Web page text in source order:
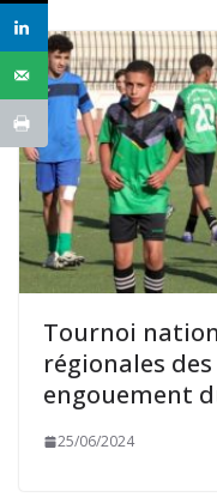
Tournoi
régionales des
engouement
25/06/2024